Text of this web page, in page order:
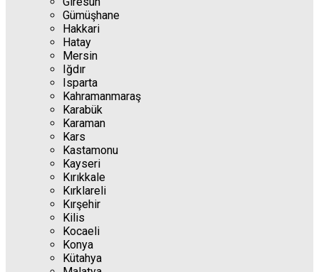
Gümüşhane
Hakkari
Hatay
Mersin
Iğdır
Isparta
Kahramanmaraş
Karabük
Karaman
Kars
Kastamonu
Kayseri
Kırıkkale
Kırklareli
Kırşehir
Kilis
Kocaeli
Konya
Kütahya